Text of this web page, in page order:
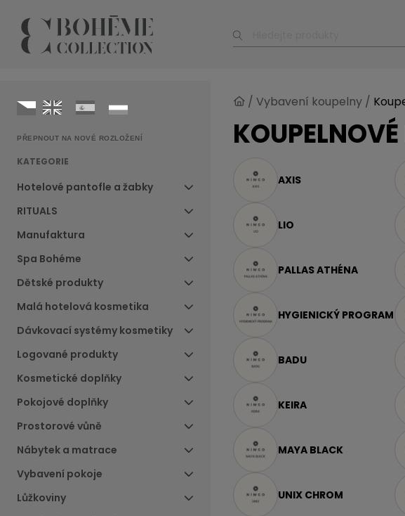
PŘEPNOUT NA NOVÉ ROZLOŽENÍ
KATEGORIE
Hotelové pantofle a žabky
RITUALS
Manufaktura
Spa Bohéme
Dětské produkty
Malá hotelová kosmetika
Dávkovací systémy kosmetiky
Logované produkty
Kosmetické doplňky
Pokojové doplňky
Prostorové vůně
Nábytek a matrace
Vybavení pokoje
Lůžkoviny
/ Vybavení koupelny /
AXIS
LIO
PALLAS ATHÉNA
HYGIENICKÝ PROGRAM
BADU
KEIRA
MAYA BLACK
UNIX CHROM